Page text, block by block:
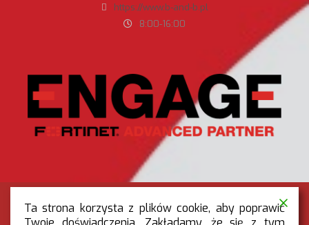
https://www.b-and-b.pl
8:00-16:00
Ta strona korzysta z plików cookie, aby poprawić